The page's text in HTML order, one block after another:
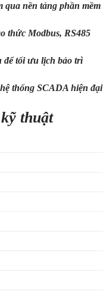
qua nền tảng phần mềm
thức Modbus, RS485
để tối ưu lịch bảo trì
thống SCADA hiện đại
thuật